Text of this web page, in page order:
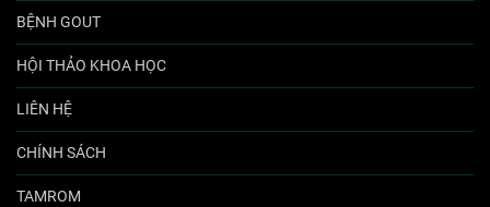
BỆNH GOUT
HỘI THẢO KHOA HỌC
LIÊN HỆ
CHÍNH SÁCH
TAMROM